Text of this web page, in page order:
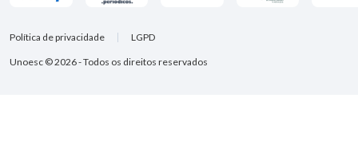
Unoesc © 2026 - Todos os direitos reservados
Política de privacidade LGPD